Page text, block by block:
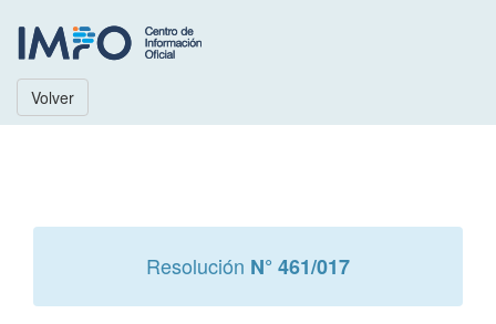
Volver
Resolución N° 461/017